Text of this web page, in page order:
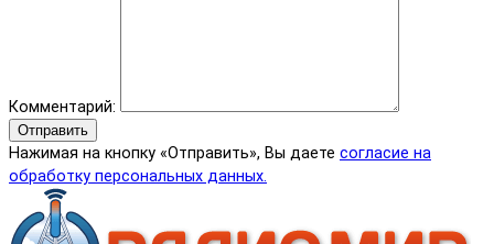
Комментарий:
Отправить
Нажимая на кнопку «Отправить», Вы даете согласие на
обработку персональных данных.